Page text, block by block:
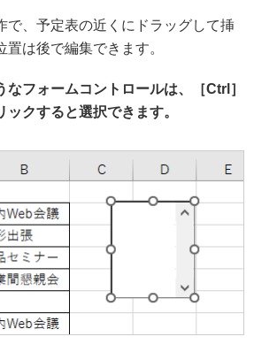
で、予定表の近くにドラッグして挿
置は後で編集できます。
なフォームコントロールは、［Ctrl］
クすると選択できます。